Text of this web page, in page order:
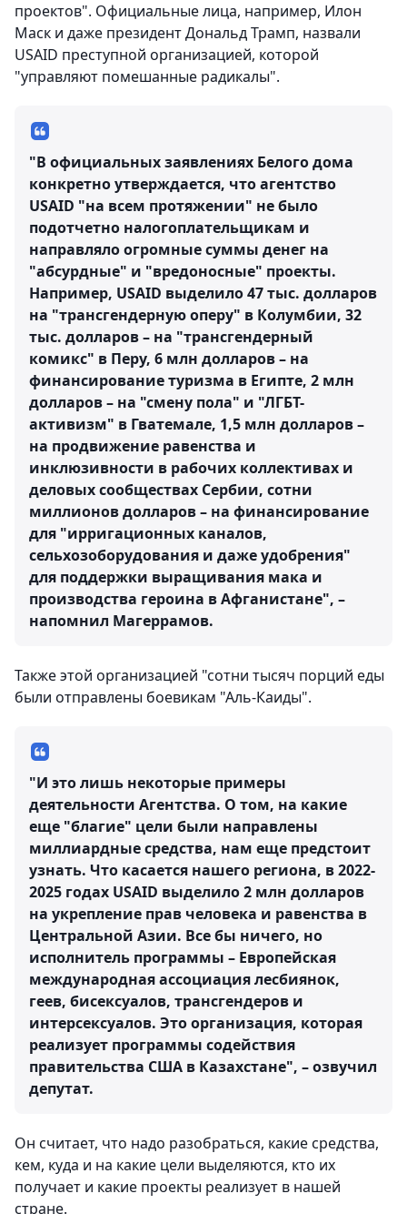
проектов". Официальные лица, например, Илон
Маск и даже президент Дональд Трамп, назвали
USAID преступной организацией, которой
"управляют помешанные радикалы".
"В официальных заявлениях Белого дома
конкретно утверждается, что агентство
USAID "на всем протяжении" не было
подотчетно налогоплательщикам и
направляло огромные суммы денег на
"абсурдные" и "вредоносные" проекты.
Например, USAID выделило 47 тыс. долларов
на "трансгендерную оперу" в Колумбии, 32
тыс. долларов – на "трансгендерный
комикс" в Перу, 6 млн долларов – на
финансирование туризма в Египте, 2 млн
долларов – на "смену пола" и "ЛГБТ-
активизм" в Гватемале, 1,5 млн долларов –
на продвижение равенства и
инклюзивности в рабочих коллективах и
деловых сообществах Сербии, сотни
миллионов долларов – на финансирование
для "ирригационных каналов,
сельхозоборудования и даже удобрения"
для поддержки выращивания мака и
производства героина в Афганистане", –
напомнил Магеррамов.
Также этой организацией "сотни тысяч порций еды
были отправлены боевикам "Аль-Каиды".
"И это лишь некоторые примеры
деятельности Агентства. О том, на какие
еще "благие" цели были направлены
миллиардные средства, нам еще предстоит
узнать. Что касается нашего региона, в 2022-
2025 годах USAID выделило 2 млн долларов
на укрепление прав человека и равенства в
Центральной Азии. Все бы ничего, но
исполнитель программы – Европейская
международная ассоциация лесбиянок,
геев, бисексуалов, трансгендеров и
интерсексуалов. Это организация, которая
реализует программы содействия
правительства США в Казахстане", – озвучил
депутат.
Он считает, что надо разобраться, какие средства,
кем, куда и на какие цели выделяются, кто их
получает и какие проекты реализует в нашей
стране.